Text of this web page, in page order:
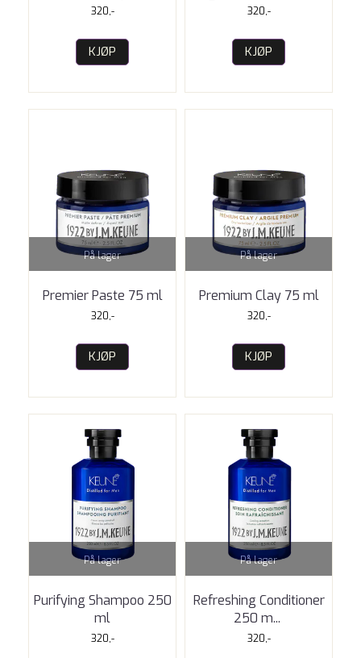
320,-
KJØP
320,-
KJØP
På lager
Premier Paste 75 ml
320,-
KJØP
På lager
Premium Clay 75 ml
320,-
KJØP
På lager
Purifying Shampoo 250
ml
320,-
På lager
Refreshing Conditioner
250 m...
320,-